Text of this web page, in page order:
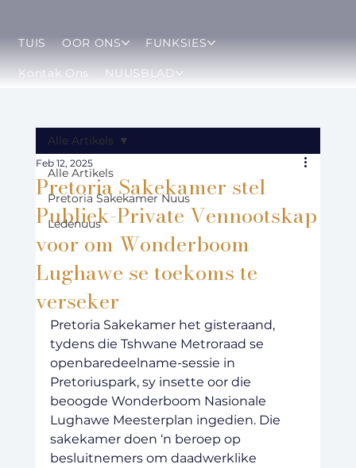
TUIS OOR ONS FUNKSIES
Kontak Ons NUUSBLAD
Alle Artikels
Pretoria Sakekamer Nuus
Ledenuus
Alle Artikels
Pretoria Sakekamer stel
Publiek-Private Vennootskap
voor om Wonderboom
Lughawe se toekoms te
verseker
Feb 12, 2025
Pretoria Sakekamer het gisteraand,
tydens die Tshwane Metroraad se
openbaredeelname-sessie in
Pretoriuspark, sy insette oor die
beoogde Wonderboom Nasionale
Lughawe Meesterplan ingedien. Die
sakekamer doen ‘n beroep op
besluitnemers om daadwerklike